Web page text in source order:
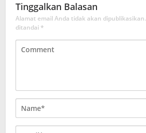
Tinggalkan Balasan
Alamat email Anda tidak akan dipublikasikan.
ditandai *